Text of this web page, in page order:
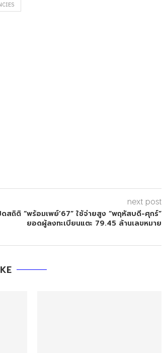
next post
ดสถิติ “พร้อมเพย์’67” ใช้จ่ายสูง “พฤหัสบดี-ศุกร์”
ยอดผู้ลงทะเบียนแตะ 79.45 ล้านเลขหมาย